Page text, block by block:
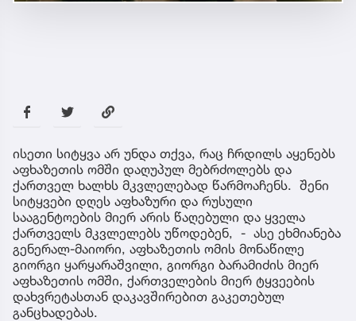
ისეთი სიტყვა არ უნდა თქვა, რაც ჩრდილს აყენებს
აფხაზეთის ომში დაღუპულ მებრძოლებს და
ქართველ ხალხს მკვლელებად წარმოაჩენს. შენი
სიტყვები დღეს აფხაზური და რუსული
სააგენტოების მიერ არის წაღებული და ყველა
ქართველს მკვლელებს უწოდებენ, - ასე ეხმიანება
გენერალ-მაიორი, აფხაზეთის ომის მონაწილე
გიორგი ყარყარაშვილი, გიორგი ბარამიძის მიერ
აფხაზეთის ომში, ქართველების მიერ ტყვეების
დახვრეტასთან დაკავშირებით გაკეთებულ
განცხადებას.